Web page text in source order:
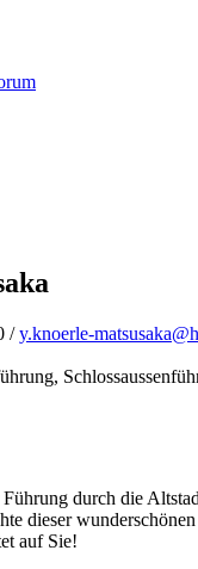
/y.knoerle-
durch die
dieser wunderschönen
auf Sie!